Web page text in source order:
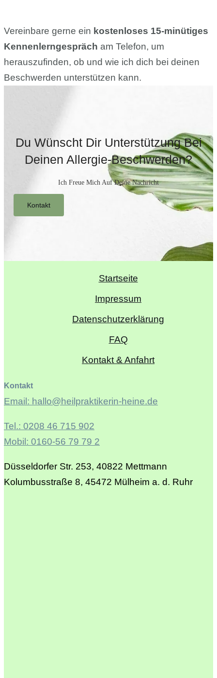
Vereinbare gerne ein kostenloses 15-minütiges
Kennenlerngespräch am Telefon, um
herauszufinden, ob und wie ich dich bei deinen
Beschwerden unterstützen kann.
Du Wünscht Dir Unterstützung Bei
Deinen Allergie-Beschwerden?
Ich Freue Mich Auf Deine Nachricht
Kontakt
Startseite
Impressum
Datenschutzerklärung
FAQ
Kontakt & Anfahrt
Kontakt
Email: hallo@heilpraktikerin-heine.de
Tel.: 0208 46 715 902
Mobil: 0160-56 79 79 2
Düsseldorfer Str. 253, 40822 Mettmann
Kolumbusstraße 8, 45472 Mülheim a. d. Ruhr